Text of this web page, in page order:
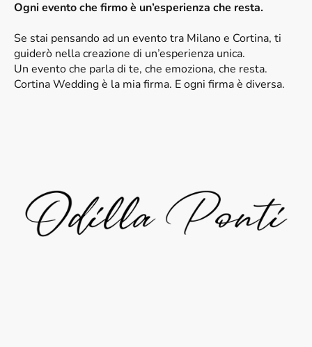
Ogni evento che firmo è un’esperienza che resta.
Se stai pensando ad un evento tra Milano e Cortina, ti
guiderò nella creazione di un’esperienza unica.
Un evento che parla di te, che emoziona, che resta.
Cortina Wedding è la mia firma. E ogni firma è diversa.